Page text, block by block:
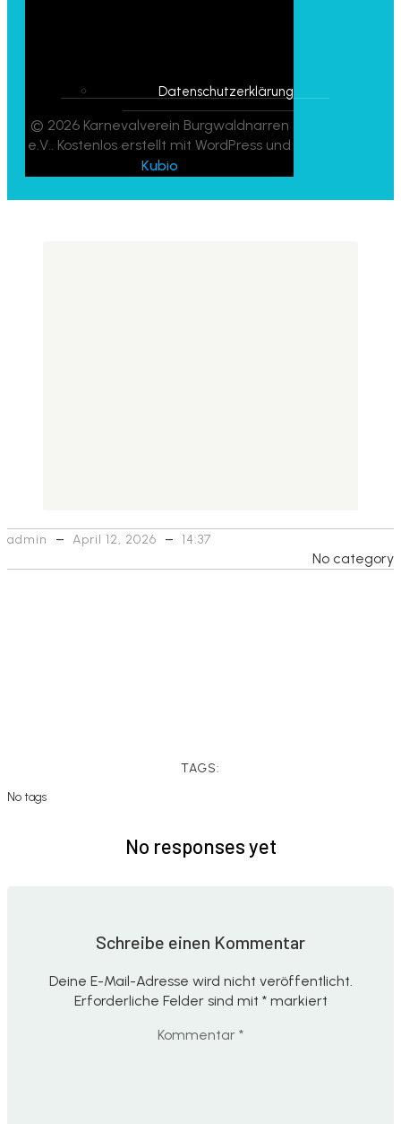
Datenschutzerklärung
© 2026 Karnevalverein Burgwaldnarren
e.V.. Kostenlos erstellt mit WordPress und
Kubio
admin – April 12, 2026 – 14:37
No category
TAGS:
No tags
No responses yet
Schreibe einen Kommentar
Deine E-Mail-Adresse wird nicht veröffentlicht.
Erforderliche Felder sind mit *markiert
Kommentar *